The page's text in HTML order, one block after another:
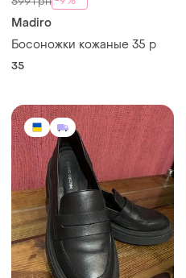
Madiro
Босоножки кожаные 35 р
35